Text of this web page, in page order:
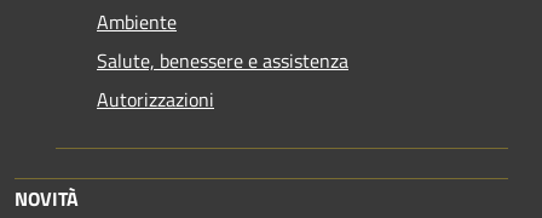
Ambiente
Salute, benessere e assistenza
Autorizzazioni
NOVITÀ